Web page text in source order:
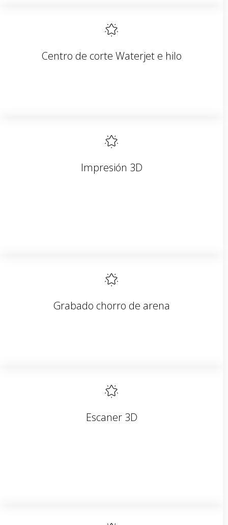
Centro de corte Waterjet e hilo
Impresión 3D
Grabado chorro de arena
Escaner 3D